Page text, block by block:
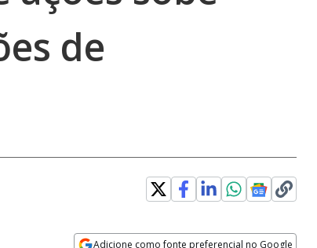
de
Adicione como fonte preferencial no Google